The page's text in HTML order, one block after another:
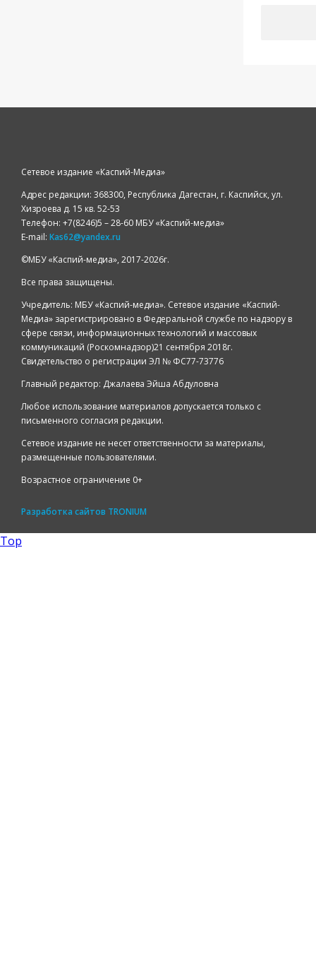
Сетевое издание «Каспий-Медиа»
Адрес редакции: 368300, Республика Дагестан, г. Каспийск, ул.
Хизроева д. 15 кв. 52-53
Телефон: +7(8246)5 – 28-60 МБУ «Каспий-медиа»
E-mail: Kas62@yandex.ru
©️МБУ «Каспий-медиа», 2017-2026г.
Все права защищены.
Учредитель: МБУ «Каспий-медиа». Сетевое издание «Каспий-
Медиа» зарегистрировано в Федеральной службе по надзору в
сфере связи, информационных технологий и массовых
коммуникаций (Роскомнадзор)21 сентября 2018г.
Свидетельство о регистрации ЭЛ № ФС77-73776
Главный редактор: Джалаева Эйша Абдуловна
Любое использование материалов допускается только с
письменного согласия редакции.
Сетевое издание не несет ответственности за материалы,
размещенные пользователями.
Возрастное ограничение 0+
Разработка сайтов TRONIUM
Top